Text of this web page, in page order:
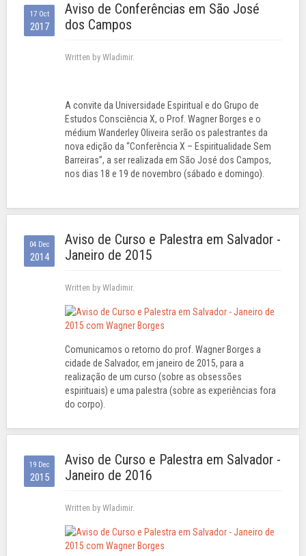
17 Oct
2017
Aviso de Conferências em São José
dos Campos
Written by Wladimir.
A convite da Universidade Espiritual e do Grupo de
Estudos Consciência X, o Prof. Wagner Borges e o
médium Wanderley Oliveira serão os palestrantes da
nova edição da “Conferência X – Espiritualidade Sem
Barreiras”, a ser realizada em São José dos Campos,
nos dias 18 e 19 de novembro (sábado e domingo).
04 Dec
2014
Aviso de Curso e Palestra em Salvador -
Janeiro de 2015
Written by Wladimir.
Comunicamos o retorno do prof. Wagner Borges a
cidade de Salvador, em janeiro de 2015, para a
realização de um curso (sobre as obsessões
espirituais) e uma palestra (sobre as experiências fora
do corpo).
19 Dec
2015
Aviso de Curso e Palestra em Salvador -
Janeiro de 2016
Written by Wladimir.